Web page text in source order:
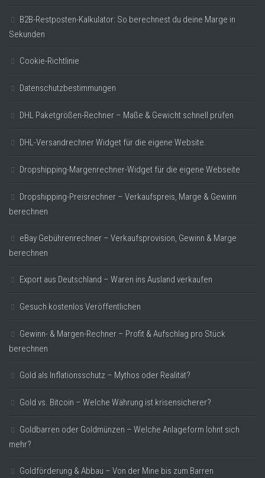
B2B-Restposten-Kalkulator: So berechnest du deine Marge in
Sekunden
Cookie-Richtlinie
Datenschutzbestimmungen
DHL Paketgrößen-Rechner – Maße & Gewicht schnell prüfen
DHL-Versandrechner Widget für die eigene Website.
Dropshipping-Margenrechner-Widget für die eigene Webseite
Dropshipping-Preisrechner – Verkaufspreis, Marge & Gewinn
berechnen
eBay Gebührenrechner – Verkaufsprovision, Gewinn & Marge
berechnen
Export aus Deutschland – Waren ins Ausland verkaufen
Gesuch kostenlos Veröffentlichen
Gewinn- & Margen-Rechner – Profit & Aufschlag pro Stück
berechnen
Gold als Inflationsschutz – Mythos oder Realität?
Gold vs. Bitcoin – Welche Währung ist krisensicherer?
Goldbarren oder Goldmünzen – Welche Anlageform lohnt sich
mehr?
Goldförderung & Abbau – Von der Mine bis zum Barren